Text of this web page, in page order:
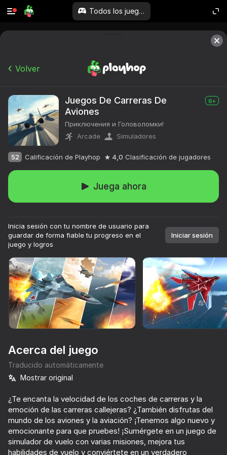
Todos los juegos
Este juego solo admite orientación paisaje
JUGAR
Police Man
71
Missiles and Drones: A Strike On A Military Base
68
Ultimate Car Driving Simulator
71 76
Volver
Juegos De Carreras De
Aviones
6+
Приключения и Головоломки!
Arcade
Simuladores
52 Calificación de Playhop 4,0 Clasificación de jugadores
Juega ahora
Inicia sesión con tu nombre de usuario para
guardar de forma fiable tu progreso en el
juego y logros
Iniciar sesión
Acerca del juego
Traducido automáticamente
Mostrar original
¿Te encanta la velocidad de los coches de carreras y la
emoción de las carreras callejeras? ¿También disfrutas del
mundo de los aviones y la aviación? ¡Tenemos algo nuevo y
emocionante para que pruebes! ¡Sumérgete en un juego de
simulador de vuelo con varias misiones, mejora tus
habilidades de vuelo y conviértete en un verdadero